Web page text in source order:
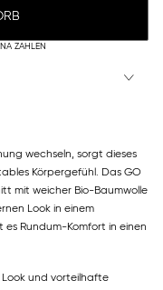
ZAHLEN
wechseln, sorgt dieses
Körpergefühl. Das GO
mit weicher Bio-Baumwolle
Look in einem
es Rundum-Komfort in einen
und vorteilhafte